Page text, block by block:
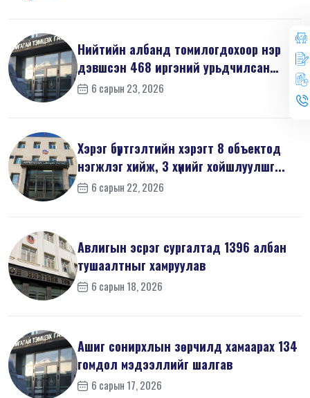
Нийтийн албанд томилогдохоор нэр
дэвшсэн 468 иргэний урьдчилсан
мэдүүл...
6 сарын 23, 2026
Хэрэг бүртгэлтийн хэрэгт 8 объектод
нэгжлэг хийж, 3 хүнийг хойшлуулшг...
6 сарын 22, 2026
Авлигын эсрэг сургалтад 1396 албан
тушаалтныг хамруулав
6 сарын 18, 2026
Ашиг сонирхлын зөрчилд хамаарах 134
гомдол мэдээллийг шалгав
6 сарын 17, 2026